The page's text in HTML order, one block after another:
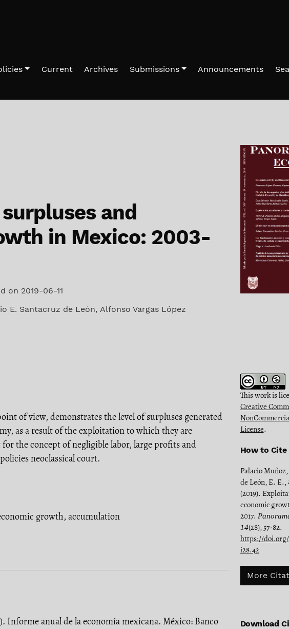
Current Archives Submissions Announcements
and
in Mexico: 2003-
on 2019-06-11
E. Santacruz de León, Alfonso Vargas López
This work is
Creative
License.
How to Cite
Palacio
de León, E. E.,
(2019).
economic
2017.
14(28), 57-82.
https://doi.org/
i28.42
More
Download
of view, demonstrates the level of surpluses generated
as a result of the exploitation to which they are
the concept of negligible labor, large profits and
neoclassical court.
growth, accumulation
Informe anual de la economía mexicana. México: Banco